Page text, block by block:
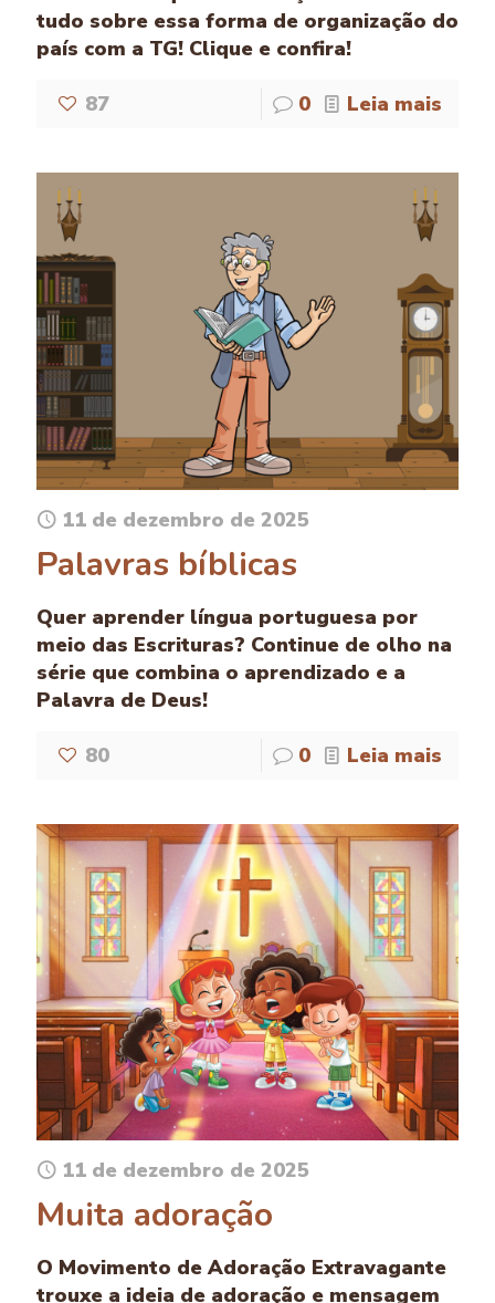
tudo sobre essa forma de organização do
país com a TG! Clique e confira!
87 0 Leia mais
11 de dezembro de 2025
Palavras bíblicas
Quer aprender língua portuguesa por
meio das Escrituras? Continue de olho na
série que combina o aprendizado e a
Palavra de Deus!
80 0 Leia mais
11 de dezembro de 2025
Muita adoração
O Movimento de Adoração Extravagante
trouxe a ideia de adoração e mensagem